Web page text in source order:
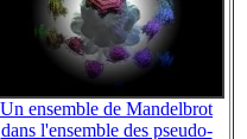
Un ensemble de Mandelbrot
dans l'ensemble des pseudo-